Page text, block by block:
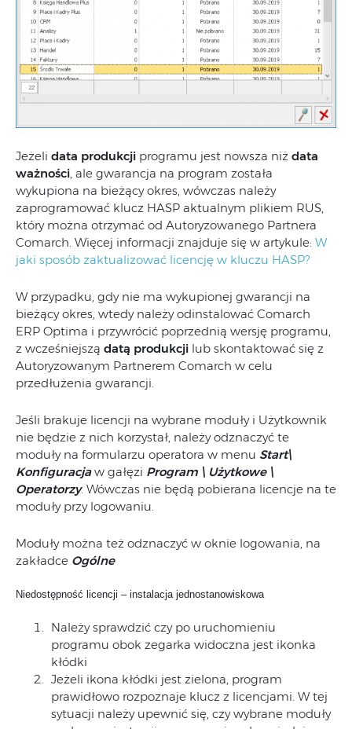
Jeżeli data produkcji programu jest nowsza niż data
ważności, ale gwarancja na program została
wykupiona na bieżący okres, wówczas należy
zaprogramować klucz HASP aktualnym plikiem RUS,
który można otrzymać od Autoryzowanego Partnera
Comarch. Więcej informacji znajduje się w artykule: W
jaki sposób zaktualizować licencję w kluczu HASP?
W przypadku, gdy nie ma wykupionej gwarancji na
bieżący okres, wtedy należy odinstalować Comarch
ERP Optima i przywrócić poprzednią wersję programu,
z wcześniejszą datą produkcji lub skontaktować się z
Autoryzowanym Partnerem Comarch w celu
przedłużenia gwarancji.
Jeśli brakuje licencji na wybrane moduły i Użytkownik
nie będzie z nich korzystał, należy odznaczyć te
moduły na formularzu operatora w menu Start\
Konfiguracjaw gałęzi Program \ Użytkowe \
Operatorzy. Wówczas nie będą pobierana licencje na te
moduły przy logowaniu.
Moduły można też odznaczyć w oknie logowania, na
zakładce Ogólne
Niedostępność licencji – instalacja jednostanowiskowa
Należy sprawdzić czy po uruchomieniu
programu obok zegarka widoczna jest ikonka
kłódki
Jeżeli ikona kłódki jest zielona, program
prawidłowo rozpoznaje klucz z licencjami. W tej
sytuacji należy upewnić się, czy wybrane moduły